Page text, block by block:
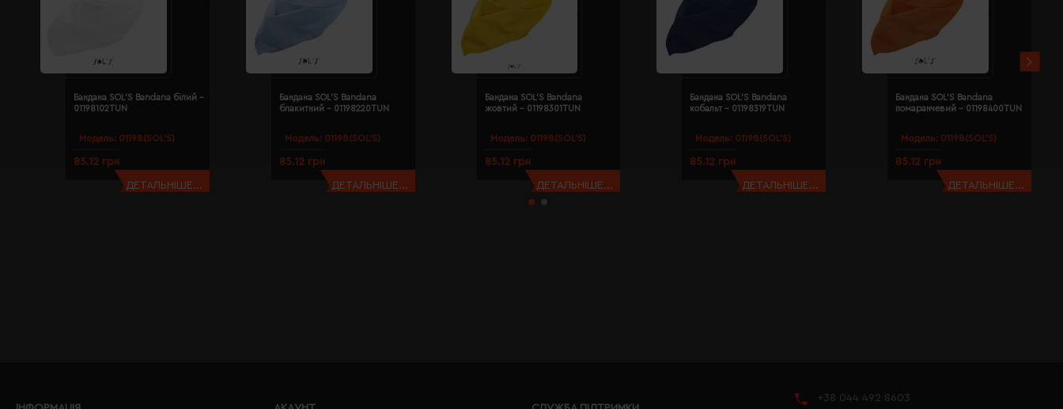
Модель: 01198(SOL’S)
Бандана SOL'S Bandana білий -
01198102TUN
85.12 грн
ДЕТАЛЬНІШЕ...
Модель: 01198(SOL’S)
Бандана SOL'S Bandana
блакитний - 01198220TUN
85.12 грн
ДЕТАЛЬНІШЕ...
Модель: 01198(SOL’S)
Бандана SOL'S Bandana
жовтий - 01198301TUN
85.12 грн
ДЕТАЛЬНІШЕ...
Модель: 01198(SOL’S)
Бандана SOL'S Bandana
кобальт - 01198319TUN
85.12 грн
ДЕТАЛЬНІШЕ...
Модель: 01198(SOL’S)
Бандана SOL'S Bandana
помаранчевий - 01198400TUN
85.12 грн
ДЕТАЛЬНІШЕ...
+38 044 492 8603